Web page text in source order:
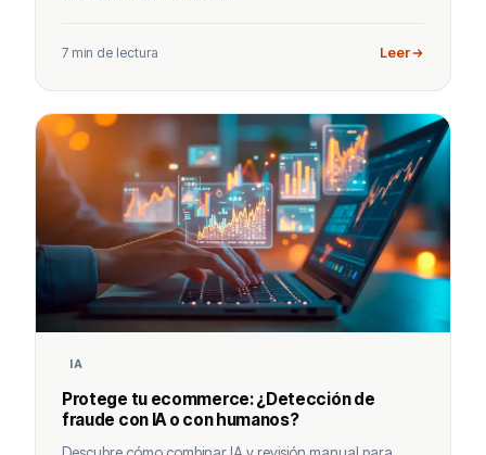
7 min de lectura Leer
IA
Protege tu ecommerce: ¿Detección de
fraude con IA o con humanos?